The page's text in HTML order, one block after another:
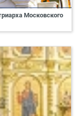
Московского